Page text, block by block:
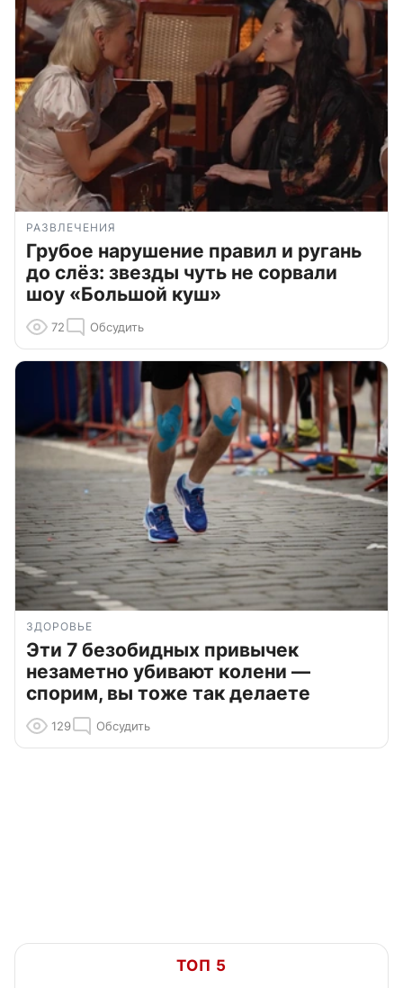
РАЗВЛЕЧЕНИЯ
Грубое нарушение правил и ругань
до слёз: звезды чуть не сорвали
шоу «Большой куш»
72 Обсудить
ЗДОРОВЬЕ
Эти 7 безобидных привычек
незаметно убивают колени —
спорим, вы тоже так делаете
129 Обсудить
ТОП 5